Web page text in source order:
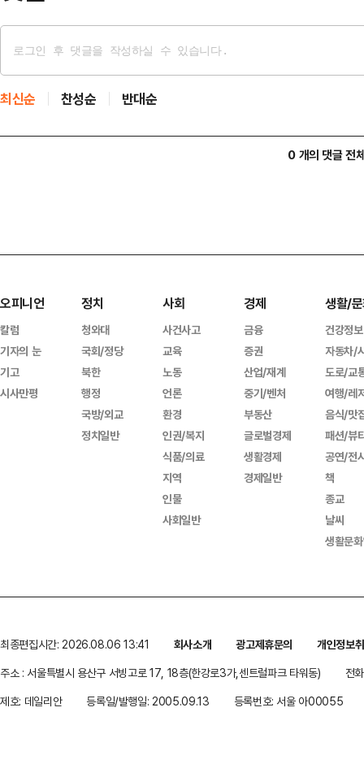
최신순 찬성순 반대순
0 개의 댓글 전
오피니언
칼럼
기자의 눈
기고
시사만평
정치
청와대
국회/정당
북한
행정
국방/외교
정치일반
사회
사건사고
교육
노동
언론
환경
인권/복지
식품/의료
지역
인물
사회일반
경제
금융
증권
산업/재계
중기/벤처
부동산
글로벌경제
생활경제
경제일반
생활/
건강정보
자동차/
도로/교
여행/레
음식/맛
패션/뷰
공연/전
책
종교
날씨
생활문
최종편집시간: 2026.08.06 13:41 회사소개 광고제휴문의
개인정보
주소 : 서울특별시 용산구 서빙고로 17, 18층(한강로3가,센트럴파크 타워동)
전
제호: 데일리안
등록일/발행일: 2005.09.13 등록번호: 서울 아00055